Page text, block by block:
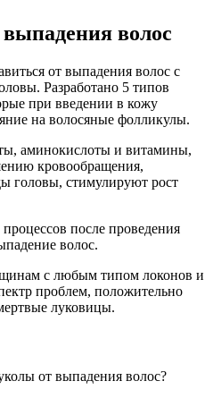
волос
от выпадения волос с
Разработано 5 типов
при введении в кожу
на волосяные фолликулы.
аминокислоты и витамины,
кровообращения,
головы, стимулируют рост
после проведения
волос.
с любым типом локонов и
проблем, положительно
луковицы.
от выпадения волос?